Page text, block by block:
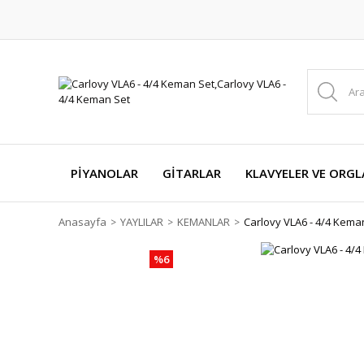
PİYANOLAR GİTARLAR KLAVYELER VE
Anasayfa YAYLILAR KEMANLAR Carlovy VLA6 - 4/4
%6